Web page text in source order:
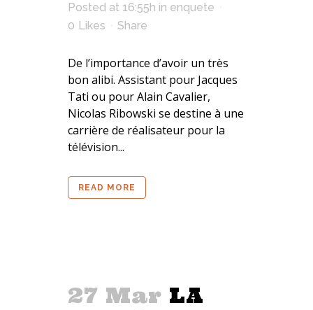
Posted at 16:55h in enquete
0 Likes Share
De l’importance d’avoir un très
bon alibi. Assistant pour Jacques
Tati ou pour Alain Cavalier,
Nicolas Ribowski se destine à une
carrière de réalisateur pour la
télévision...
READ MORE
27 Mar LA